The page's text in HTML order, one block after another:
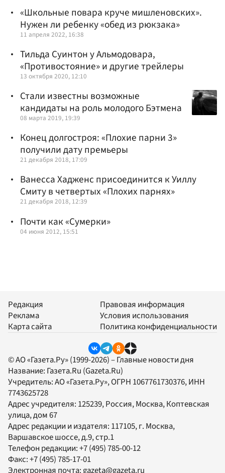
«Школьные повара круче мишленовских».
Нужен ли ребенку «обед из рюкзака»
11 апреля 2022, 16:38
Тильда Суинтон у Альмодовара,
«Противостояние» и другие трейлеры
13 октября 2020, 12:10
Стали известны возможные
кандидаты на роль молодого Бэтмена
08 марта 2019, 19:39
Конец долгостроя: «Плохие парни 3»
получили дату премьеры
21 декабря 2018, 17:09
Ванесса Хадженс присоединится к Уиллу
Смиту в четвертых «Плохих парнях»
21 декабря 2018, 12:39
Почти как «Сумерки»
04 июня 2012, 15:51
Редакция
Реклама
Карта сайта
Правовая информация
Условия использования
Политика конфиденциальности
© АО «Газета.Ру» (1999-2026) – Главные новости дня
Название: Газета.Ru (Gazeta.Ru)
Учредитель:АО «Газета.Ру», ОГРН 1067761730376, ИНН
7743625728
Адрес учредителя: 125239, Россия, Москва, Коптевская
улица, дом 67
Адрес редакции и издателя: 117105, г. Москва,
Варшавское шоссе, д.9, стр.1
Телефон редакции:+7 (495) 785-00-12
Факс:+7 (495) 785-17-01